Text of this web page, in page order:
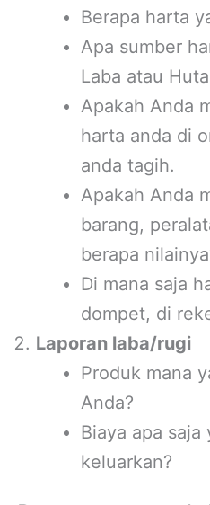
Berapa harta
Apa sumber
Laba atau
Apakah Anda
harta anda di
anda tagih.
Apakah Anda
barang,
berapa
Di mana saja
dompet, di
Laporan laba/rugi
Produk mana
Anda?
Biaya apa saja
keluarkan?